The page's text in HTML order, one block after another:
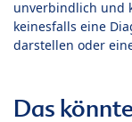
unverbindlich und
keinesfalls eine
darstellen oder
Das